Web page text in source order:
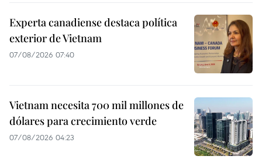
Experta canadiense destaca política
exterior de Vietnam
07/08/2026 07:40
Vietnam necesita 700 mil millones de
dólares para crecimiento verde
07/08/2026 04:23